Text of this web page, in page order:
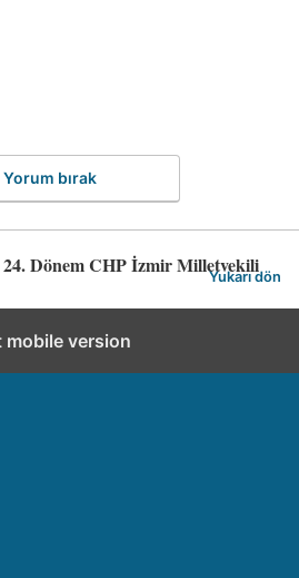
Yorum bırak
Dönem CHP İzmir Milletvekili
Yukarı dön
mobile version